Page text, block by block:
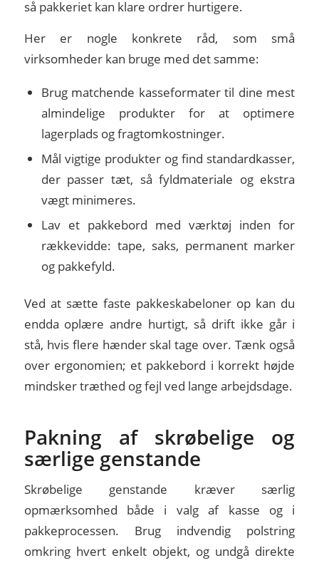
så pakkeriet kan klare ordrer hurtigere.
Her er nogle konkrete råd, som små
virksomheder kan bruge med det samme:
Brug matchende kasseformater til dine mest
almindelige produkter for at optimere
lagerplads og fragtomkostninger.
Mål vigtige produkter og find standardkasser,
der passer tæt, så fyldmateriale og ekstra
vægt minimeres.
Lav et pakkebord med værktøj inden for
rækkevidde: tape, saks, permanent marker
og pakkefyld.
Ved at sætte faste pakkeskabeloner op kan du
endda oplære andre hurtigt, så drift ikke går i
stå, hvis flere hænder skal tage over. Tænk også
over ergonomien; et pakkebord i korrekt højde
mindsker træthed og fejl ved lange arbejdsdage.
Pakning af skrøbelige og
særlige genstande
Skrøbelige genstande kræver særlig
opmærksomhed både i valg af kasse og i
pakkeprocessen. Brug indvendig polstring
omkring hvert enkelt objekt, og undgå direkte